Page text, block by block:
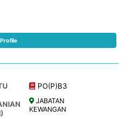
PO(P)B3
JABATAN
KEWANGAN